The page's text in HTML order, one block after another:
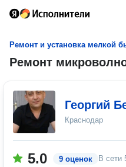
Ремонт и установка мелкой
Ремонт
Георгий
Краснодар
5.0 9 оценок В сети